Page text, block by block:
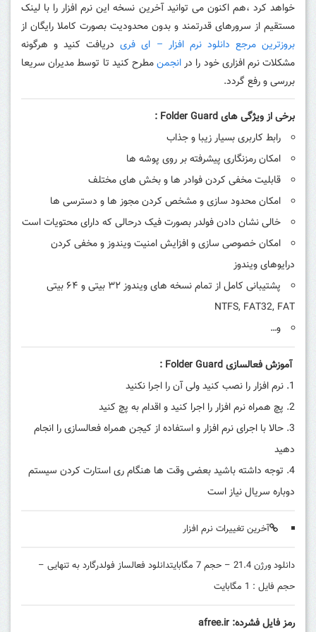
خواهد کرد ،هم اکنون می توانید آخرین نسخه این نرم افزار را با لینک
مستقیم از سرورهای قدرتمند و بدون محدودیت بصورت کاملا رایگان از
بروزترین مرجع دانلود نرم افزار – ای فریدریافت کنید و هرگونه
مشکلات نرم افزاری خود را درانجمنمطرح کنید تا توسط مدیران سریعا
بررسی و رفع گردد.
برخی از ویژگی هایFolder Guard
:
رابط کاربری بسیار زیبا و جذاب
امکان رمزنگاری پیشرفته بر روی پوشه ها
قابلیت مخفی کردن فوادر ها و بخش های مختلف
امکان محدود سازی و مشخص کردن مجوز ها و دسترسی ها
خالی نشان دادن فولدر بصورت فیک درحالی که دارای محتویات است
امکان خصوصی سازی و افزایش امنیت ویندوز و مخفی کردن
درایوهای ویندوز
پشتیبانی کامل از تمام نسخه های ویندوز ۳۲ بیتی و ۶۴ بیتی
NTFS, FAT32, FAT
و…
آموزش فعالسازیFolder Guard
:
نرم افزار را نصب کنید ولی آن را اجرا نکنید
پچ همراه نرم افزار را اجرا کنید و اقدام به پچ کنید
حالا با اجرای نرم افزار و استفاده از کیجن همراه فعالسازی را انجام
دهید
توجه داشته باشید بعضی وقت ها هنگام ری استارت کردن سیستم
دوباره سریال نیاز است
آخرین تغییرات نرم افزار
دانلود ورژن 21.4 – حجم 7 مگابایت
دانلود فعالساز فولدرگارد به تنهایی –
حجم فایل : 1 مگابایت
رمز فایل فشرده: afree.ir